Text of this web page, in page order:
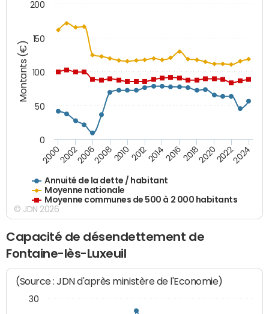
Montants (€)
Annuité de la dette / habitant
Moyenne nationale
Moyenne communes de 500 à 2 000 habitants
200020022006200820102012201420162018202020222024
0
50
100
150
200
© JDN 2026
Capacité de désendettement de
Fontaine-lès-Luxeuil
(Source : JDN d'après ministère de l'Economie)
30